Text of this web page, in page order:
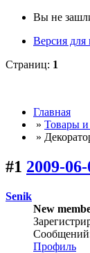
Вы не
Версия для
Страниц: 1
Главная
» Товары и
»
#1 2009-
Senik
New
Профиль